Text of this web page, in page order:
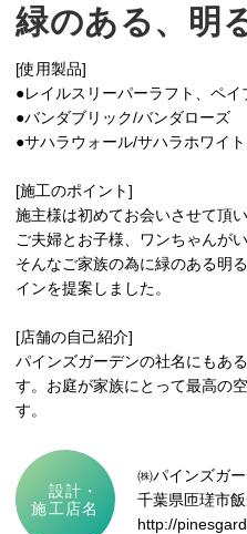
緑のある、明
[使用製品]
●レイルスリーパーラフト、ペイ
●バンダブリック/バンダローズ
●サハラウォール/サハラホワイト
[施工のポイント]
施主様は初めてお会いさせて頂
ご夫婦とお子様、ワンちゃんが
そんなご家族の為に緑のある明
インを提案しました。
[店舗の自己紹介]
パインズガーデンの社名にもあ
す。お庭が家族にとって最高の
す。
設計・
施工店名
㈱パインズガ
千葉県匝瑳市
http://